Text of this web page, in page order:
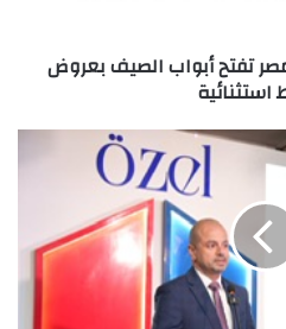
تفتح أبواب الصيف بعروض